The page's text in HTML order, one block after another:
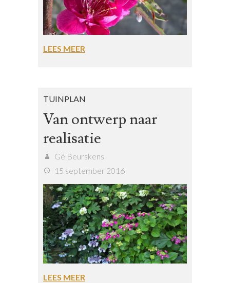
LEES MEER
TUINPLAN
Van ontwerp naar
realisatie
Gé Beurskens
15 september 2016
LEES MEER